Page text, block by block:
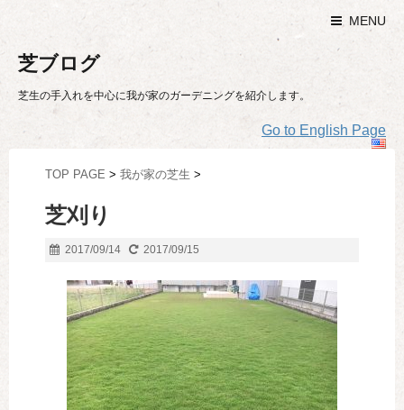
MENU
芝ブログ
芝生の手入れを中心に我が家のガーデニングを紹介します。
Go to English Page
TOP PAGE > 我が家の芝生 >
芝刈り
2017/09/14 2017/09/15